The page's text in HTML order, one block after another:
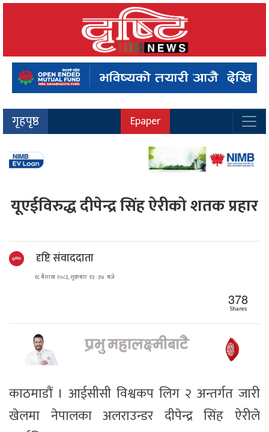
गृहपृष्ठ Epaper
यूएईविरुद्ध दीपेन्द्र सिंह ऐरीको शतक प्रहार
दृष्टि संवाददाता
१८ बैशाख २०८३, शुक्रबार १३ : ३७ बजे
378
Shares
काठमाडौं । आईसीसी विश्वकप लिग २ अन्तर्गत जारी
खेलमा नेपालका अलराउन्डर दीपेन्द्र सिंह ऐरीले